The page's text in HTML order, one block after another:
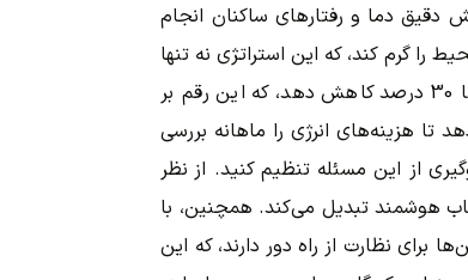
دقیق دما و رفتارهای ساکنان انجام
گرم کند، که این استراتژی نه تنها
انرژی را حفظ می‌کند، بلکه از اتلاف منابع جلوگیری می‌کند. آمارها نشان می‌دهد که استفاده از ترموستات‌های هوشمند می‌تواند مصرف انرژی را تا 30 درصد کاهش دهد، که این رقم بر
تا هزینه‌های انرژی را ماهانه بررسی
از این مسئله تنظیم کنید. از نظر
هوشمند تبدیل می‌کند. همچنین، با
برای نظارت از راه دور دارند، که این